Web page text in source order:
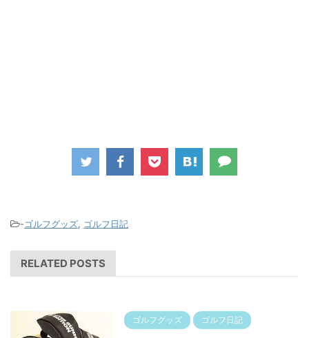
-ゴルフグッズ, ゴルフ日記
RELATED POSTS
ゴルフグッズ ゴルフ日記